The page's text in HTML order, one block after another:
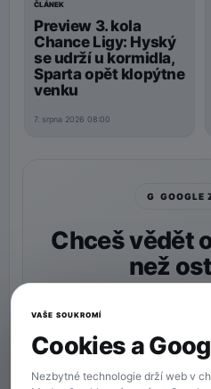
ČLÁNEK
Preview 3. kola
Chance Ligy: Hyský
se udrží u kormidla,
Sparta opět klopýtne
venku
7. srpna 2026 08:00
G GOOGLE
Chceš vědět
než
VAŠE SOUKROMÍ
Cookies a
Nezbytné technologie drží web v